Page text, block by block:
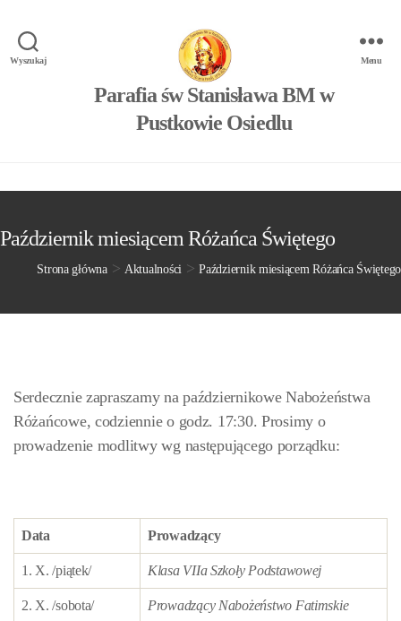
Wyszukaj
Parafia św Stanisława BM w
Pustkowie Osiedlu
Menu
Październik miesiącem Różańca Świętego
Strona główna>Aktualności >Październik miesiącem Różańca Świętego
Serdecznie zapraszamy na październikowe Nabożeństwa
Różańcowe, codziennie o godz. 17:30. Prosimy o
prowadzenie modlitwy wg następującego porządku:
Data Prowadzący
1. X. /piątek/ Klasa VIIa Szkoły Podstawowej
2. X. /sobota/ Prowadzący Nabożeństwo Fatimskie